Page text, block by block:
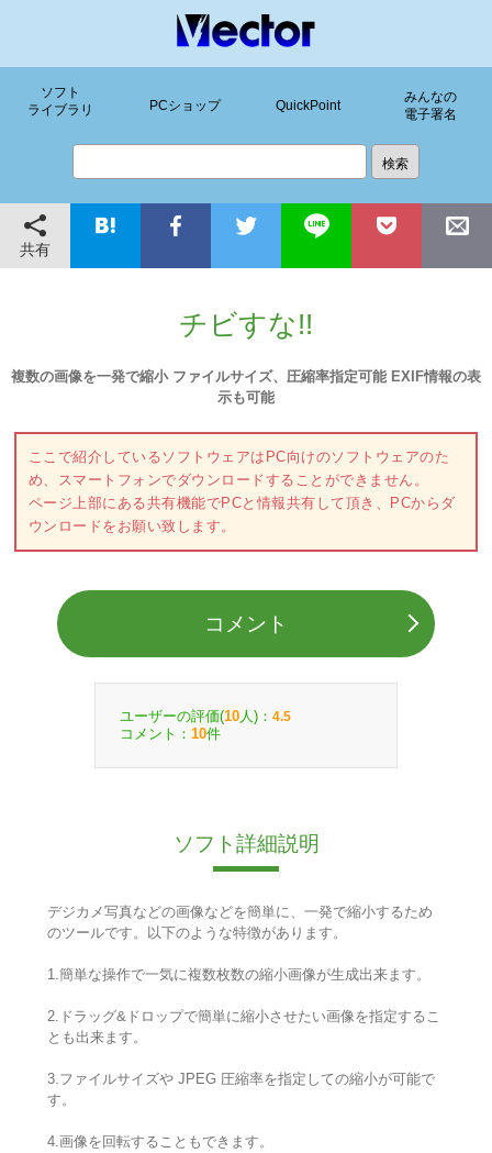
ソフト
ライブラリ
PCショップ QuickPoint
みんなの
電子署名
共有
チビすな!!
複数の画像を一発で縮小 ファイルサイズ、圧縮率指定可能 EXIF情報の表
示も可能
ここで紹介しているソフトウェアはPC向けのソフトウェアのた
め、スマートフォンでダウンロードすることができません。
ページ上部にある共有機能でPCと情報共有して頂き、PCからダ
ウンロードをお願い致します。
コメント
ユーザーの評価(10 人)： 4.5
コメント： 10件
ソフト詳細説明
デジカメ写真などの画像などを簡単に、一発で縮小するため
のツールです。以下のような特徴があります。
1.簡単な操作で一気に複数枚数の縮小画像が生成出来ます。
2.ドラッグ&ドロップで簡単に縮小させたい画像を指定するこ
とも出来ます。
3.ファイルサイズや JPEG 圧縮率を指定しての縮小が可能で
す。
4.画像を回転することもできます。